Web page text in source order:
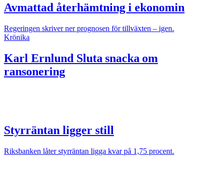
Avmattad återhämtning i ekonomin
Regeringen skriver ner prognosen för tillväxten – igen.
Krönika
Karl Ernlund Sluta snacka om
ransonering
Styrräntan ligger still
Riksbanken låter styrräntan ligga kvar på 1,75 procent.